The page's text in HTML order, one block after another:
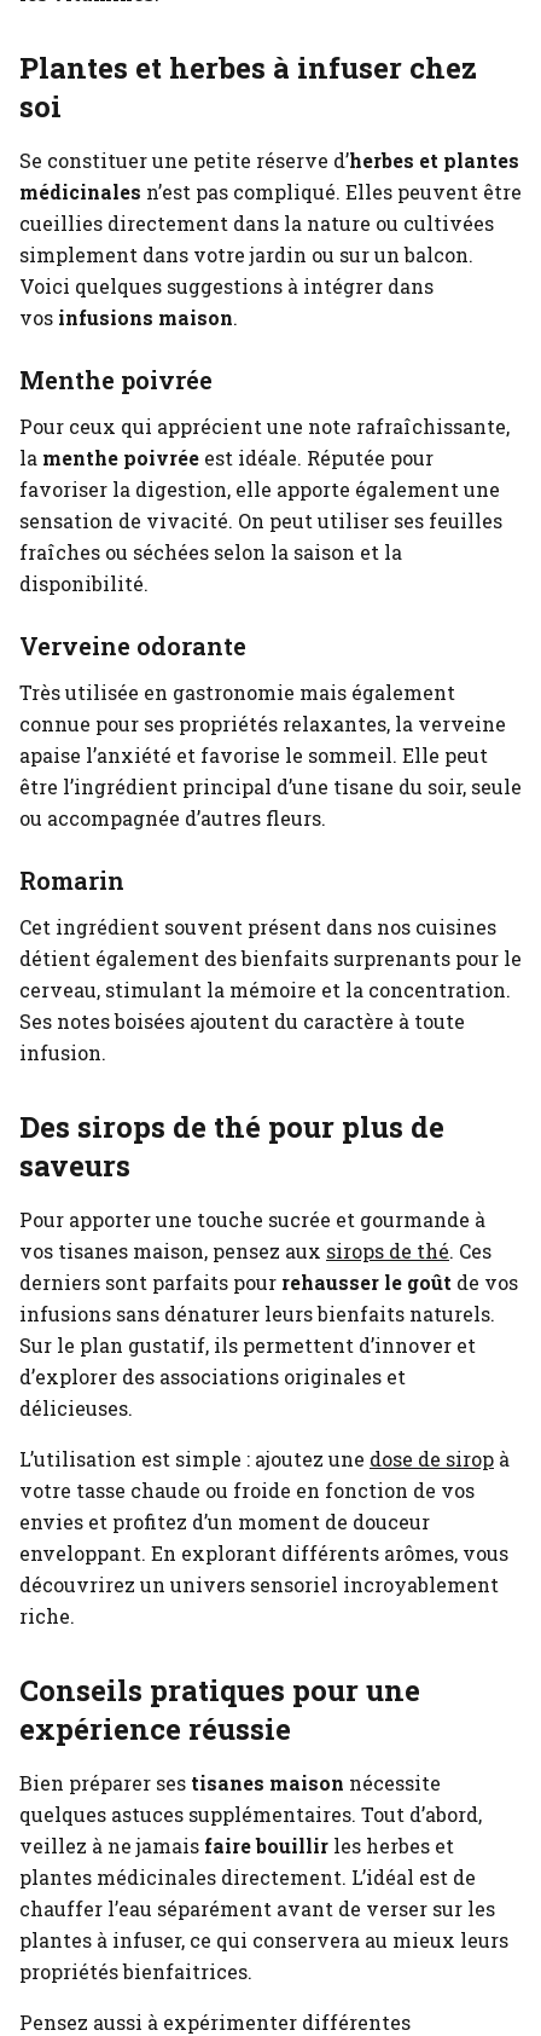
Plantes et herbes à infuser chez
soi
Se constituer une petite réserve d’herbes et plantes
médicinales n’est pas compliqué. Elles peuvent être
cueillies directement dans la nature ou cultivées
simplement dans votre jardin ou sur un balcon.
Voici quelques suggestions à intégrer dans
vos infusions maison.
Menthe poivrée
Pour ceux qui apprécient une note rafraîchissante,
la menthe poivrée est idéale. Réputée pour
favoriser la digestion, elle apporte également une
sensation de vivacité. On peut utiliser ses feuilles
fraîches ou séchées selon la saison et la
disponibilité.
Verveine odorante
Très utilisée en gastronomie mais également
connue pour ses propriétés relaxantes, la verveine
apaise l’anxiété et favorise le sommeil. Elle peut
être l’ingrédient principal d’une tisane du soir, seule
ou accompagnée d’autres fleurs.
Romarin
Cet ingrédient souvent présent dans nos cuisines
détient également des bienfaits surprenants pour le
cerveau, stimulant la mémoire et la concentration.
Ses notes boisées ajoutent du caractère à toute
infusion.
Des sirops de thé pour plus de
saveurs
Pour apporter une touche sucrée et gourmande à
vos tisanes maison, pensez aux sirops de thé. Ces
derniers sont parfaits pour rehausser le goût de vos
infusions sans dénaturer leurs bienfaits naturels.
Sur le plan gustatif, ils permettent d’innover et
d’explorer des associations originales et
délicieuses.
L’utilisation est simple : ajoutez une dose de sirop à
votre tasse chaude ou froide en fonction de vos
envies et profitez d’un moment de douceur
enveloppant. En explorant différents arômes, vous
découvrirez un univers sensoriel incroyablement
riche.
Conseils pratiques pour une
expérience réussie
Bien préparer ses tisanes maison nécessite
quelques astuces supplémentaires. Tout d’abord,
veillez à ne jamais faire bouillir les herbes et
plantes médicinales directement. L’idéal est de
chauffer l’eau séparément avant de verser sur les
plantes à infuser, ce qui conservera au mieux leurs
propriétés bienfaitrices.
Pensez aussi à expérimenter différentes